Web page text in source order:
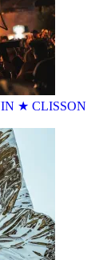
★ CLISSON